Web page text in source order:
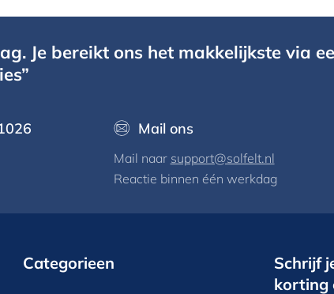
Je bereikt ons het makkelijkste via
Mail ons
Mail naar support@solfelt.nl
Reactie binnen één werkdag
Categorieen
Schrijf
korting